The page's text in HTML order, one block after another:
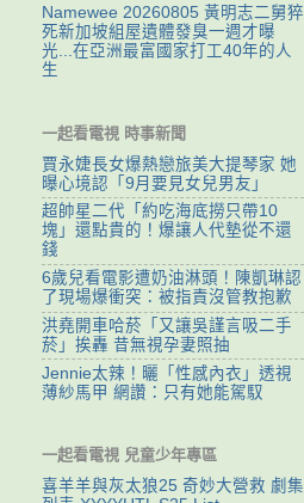
Namewee 20260805 黃明志二舅猝
死新加坡組屋遺體發臭一週才曝
光...在亞洲最富國家打工40年的人
生
一起看電視 時事新聞
賈永婕長女爆熱戀旅美大提琴家 她
曝心境認「9月要見女兒男友」
超帥星二代「約吃海底撈只帶10
塊」還點貴的！爆讓人代墊從不還
錢
6歲兒看電影遭奶油淋頭！陳凱琳認
了現場爆衝突：被指責沒管教抱歉
洪堯開車哈菸「又讓吳謹言吸二手
菸」挨轟 昔無視孕妻照抽
Jennie太辣！曬「性感內衣」透視
薄紗馬甲 網讚：只有她能駕馭
一起看電視 兒童少年專區
喜羊羊與灰太狼25 奇妙大營救 劇集